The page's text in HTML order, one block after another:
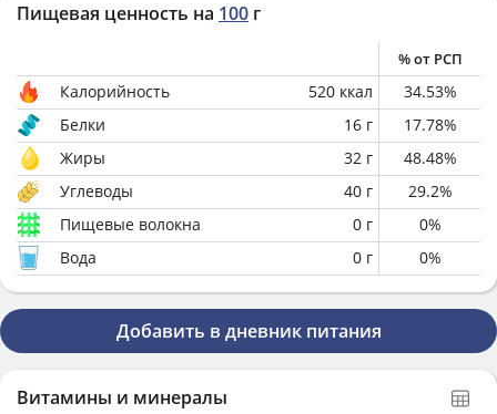
Пищевая ценность на 100 г
% от РСП
Калорийность 520 ккал 34.53%
Белки
16 г 17.78%
Жиры
32 г 48.48%
Углеводы
40 г 29.2%
Пищевые волокна
0 г 0%
Вода
0 г 0%
Добавить в дневник питания
Витамины и минералы